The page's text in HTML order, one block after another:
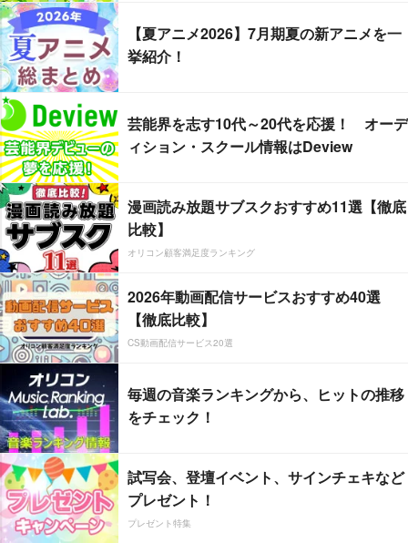
【夏アニメ2026】7月期夏の新アニメを一
挙紹介！
芸能界を志す10代～20代を応援！ オーデ
ィション・スクール情報はDeview
漫画読み放題サブスクおすすめ11選【徹底
比較】
オリコン顧客満足度ランキング
2026年動画配信サービスおすすめ40選
【徹底比較】
CS動画配信サービス20選
毎週の音楽ランキングから、ヒットの推移
をチェック！
試写会、登壇イベント、サインチェキなど
プレゼント！
プレゼント特集